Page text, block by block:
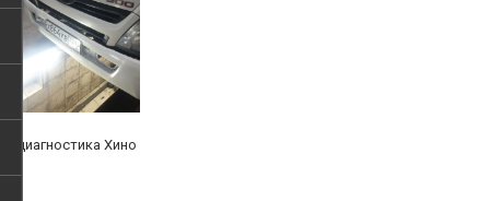
диагностика Хино